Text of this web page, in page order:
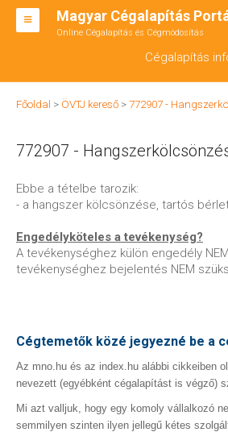
Magyar Cégalapítás
Online Cégalapítás és Cégmódosítás
Cégalapítás
BT ALAPÍTÁS
CÉGMÓDOSÍTÁS
ÁTALAKULÁS
TEÁOR SZÁMOK '08
ENGEDÉLYKÖTELES
Főoldal > ÖVTJ kereső > 772907 -
772907 -
Ebbe a tételbe tarozik:
- a hangszer kölcsönzése, tartós
Engedélyköteles a tevékenység?
A tevékenységhez külön engedély
tevékenységhez bejelentés NEM
Cégtemetők közé jegyezné be a
Az mno.hu és az index.hu alábbi cikkeiben
nevezett (egyébként cégalapítást is végző)
Mi azt valljuk, hogy egy komoly vállalkozó
semmilyen szinten ilyen jellegű kétes